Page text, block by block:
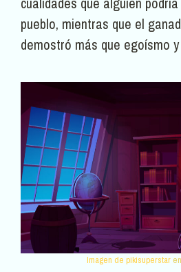
pueblo, mientras que el
demostró más que egoísmo
Imagen de pikisuperstar